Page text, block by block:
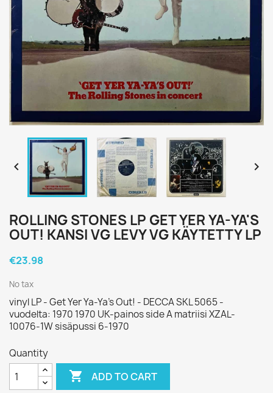
 
ROLLING STONES LP GET YER YA-YA'S
OUT! KANSI VG LEVY VG KÄYTETTY LP
€23.98
No tax
vinyl LP - Get Yer Ya-Ya's Out! - DECCA SKL 5065 -
vuodelta: 1970 1970 UK-painos side A matriisi XZAL-
10076-1W sisäpussi 6-1970
Quantity
 ADD TO CART